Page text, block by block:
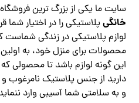
سایت ما یکی از بزرگ ترین
خانگیپلاستیکی را در اختیار
لوازم پلاستیکی در زندگی شماست
محصولات برای منزل خود، به
این گونه لوازم باشد تا محصولی
دارید از جنس پلاستیک نامرغوب
و به سلامتی شما آسیبی وارد